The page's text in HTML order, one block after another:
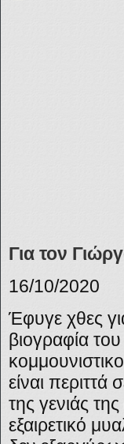
Για τον
16/10/2020
Έφυγε χθες
βιογραφία
είναι περιττά
της γενιάς
εξαιρετικό